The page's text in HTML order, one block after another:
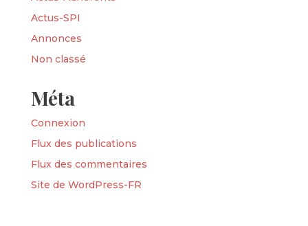
Actus-SPI
Annonces
Non classé
Méta
Connexion
Flux des publications
Flux des commentaires
Site de WordPress-FR